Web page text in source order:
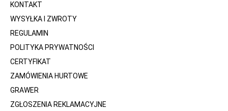
KONTAKT
WYSYŁKA I ZWROTY
REGULAMIN
POLITYKA PRYWATNOŚCI
CERTYFIKAT
ZAMÓWIENIA HURTOWE
GRAWER
ZGŁOSZENIA REKLAMACYJNE